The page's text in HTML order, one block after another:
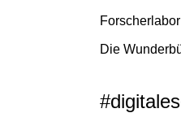
Forscherlabor
Die